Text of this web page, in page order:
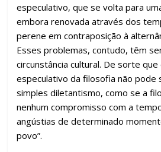
especulativo, que se volta para
embora renovada através dos
perene em contraposição à
Esses problemas, contudo, têm
circunstância cultural. De sorte
especulativo da filosofia não pode
simples diletantismo, como se a
nenhum compromisso com a
angústias de determinado
povo”.